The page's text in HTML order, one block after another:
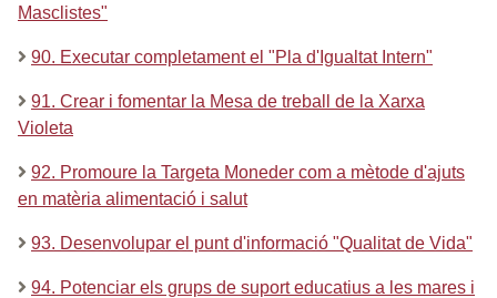
Masclistes"
90. Executar completament el "Pla d'Igualtat Intern"
91. Crear i fomentar la Mesa de treball de la Xarxa
Violeta
92. Promoure la Targeta Moneder com a mètode d'ajuts
en matèria alimentació i salut
93. Desenvolupar el punt d'informació "Qualitat de Vida"
94. Potenciar els grups de suport educatius a les mares i